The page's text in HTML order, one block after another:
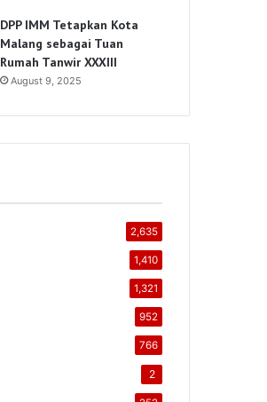
DPP IMM Tetapkan Kota
Malang sebagai Tuan
Rumah Tanwir XXXIII
August 9, 2025
2,635
1,410
1,321
952
766
2